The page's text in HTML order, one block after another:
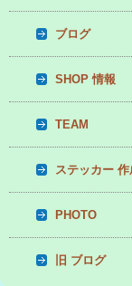
ブログ
SHOP 情報
TEAM
ステッカー 作
PHOTO
旧 ブログ